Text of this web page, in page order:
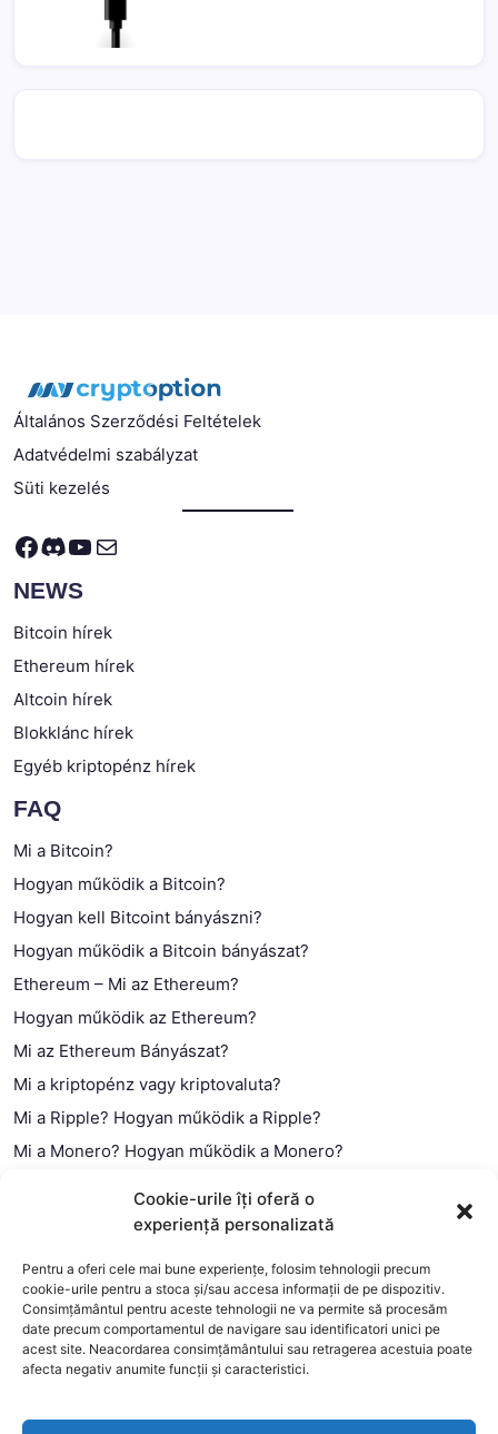
Cookie-urile îți oferă o
experiență personalizată
Pentru a oferi cele mai bune experiențe, folosim tehnologii precum
cookie-urile pentru a stoca și/sau accesa informații de pe dispozitiv.
Consimțământul pentru aceste tehnologii ne va permite să procesăm
date precum comportamentul de navigare sau identificatori unici pe
acest site. Neacordarea consimțământului sau retragerea acestuia poate
afecta negativ anumite funcții și caracteristici.
Általános Szerződési Feltételek
Adatvédelmi szabályzat
Süti kezelés
Facebook
Discord
YouTube
Mail
NEWS
Bitcoin hírek
Ethereum hírek
Altcoin hírek
Blokklánc hírek
Egyéb kriptopénz hírek
FAQ
Mi a Bitcoin?
Hogyan működik a Bitcoin?
Hogyan kell Bitcoint bányászni?
Hogyan működik a Bitcoin bányászat?
Ethereum – Mi az Ethereum?
Hogyan működik az Ethereum?
Mi az Ethereum Bányászat?
Mi a kriptopénz vagy kriptovaluta?
Mi a Ripple? Hogyan működik a Ripple?
Mi a Monero? Hogyan működik a Monero?
Mi a blokklánc (technológia)?